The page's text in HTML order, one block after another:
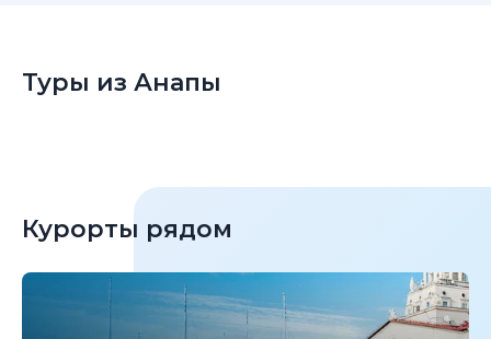
Туры из Анапы
Курорты рядом